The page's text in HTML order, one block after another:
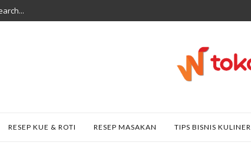
RESEP KUE & ROTI RESEP MASAKAN TIPS BISNIS KULINER